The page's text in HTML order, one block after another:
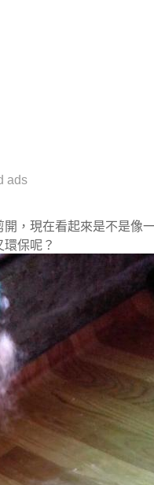
ads
，現在看起來是不是像
保呢？